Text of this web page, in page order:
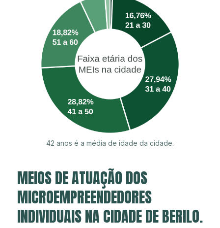
42 anos é a média de idade da cidade.
MEIOS DE ATUAÇÃO DOS
MICROEMPREENDEDORES
INDIVIDUAIS NA CIDADE DE BERILO.